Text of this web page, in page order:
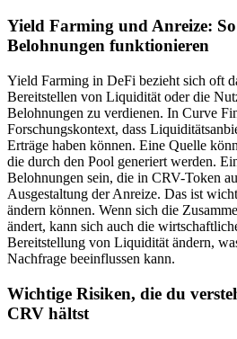
Yield Farming und Anreize:
Belohnungen funktionieren
Yield Farming in DeFi bezieht sich oft
Bereitstellen von Liquidität oder die
Belohnungen zu verdienen. In Curve
Forschungskontext, dass
Erträge haben können. Eine Quelle
die durch den Pool generiert werden.
Belohnungen sein, die in CRV-Token
Ausgestaltung der Anreize. Das ist
ändern können. Wenn sich die
ändert, kann sich auch die
Bereitstellung von Liquidität ändern,
Nachfrage beeinflussen kann.
Wichtige Risiken, die du
CRV hältst